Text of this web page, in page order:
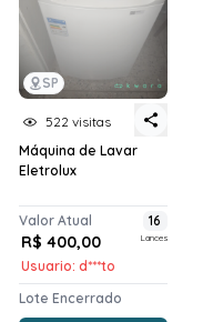
SP
522 visitas
Máquina de Lavar
Eletrolux
Valor Atual
R$ 400,00
Usuario: d***to
16
Lances
Lote Encerrado